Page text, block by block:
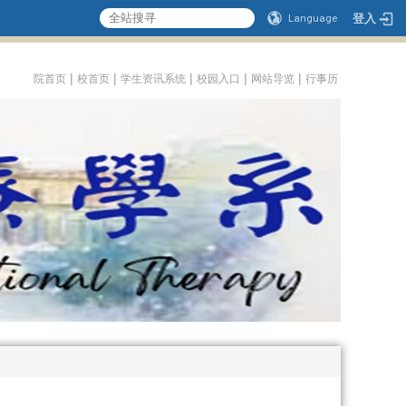
Language 登入
院首页 | 校首页 | 学生资讯系统 | 校园入口 | 网站导览 | 行事历